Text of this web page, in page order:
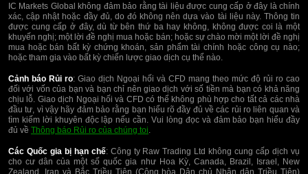
IC Markets Global không đảm bảo rằng tài liệu được cung cấp ở đây là chính
xác, cập nhật hoặc đầy đủ, do đó không nên dựa vào tài liệu này. Thông tin
được cung cấp ở đây, dù từ bên thứ ba hay không, không được coi là một
khuyến nghị; một lời đề nghị mua hoặc bán; hoặc sự chào mời một lời đề nghị
mua hoặc bán bất kỳ chứng khoán, sản phẩm tài chính hoặc công cụ nào;
hoặc tham gia vào bất kỳ chiến lược giao dịch cụ thể nào.
Cảnh báo Rủi ro: Giao dịch Ngoại hối và CFD mang theo mức độ rủi ro cao
đối với vốn của bạn và bạn chỉ nên giao dịch với số tiền mà bạn có khả năng
chịu lỗ. Giao dịch Ngoại hối và CFD có thể không phù hợp cho tất cả các nhà
đầu tư, vì vậy hãy đảm bảo rằng bạn hiểu rõ đầy đủ về các rủi ro liên quan và
tìm kiếm lời khuyên độc lập nếu cần. Vui lòng đọc và đảm bảo bạn hiểu đầy
đủ về Thông báo Rủi ro của chúng toi.
Các Quốc gia bị hạn chế: Công ty Raw Trading Ltd không cung cấp dịch vụ
cho cư dân của một số quốc gia như Hoa Kỳ, Canada, Brazil, Israel, New
Zealand, Iran và Bắc Triều Tiên (Cộng hòa Dân chủ Nhân dân Triều Tiên)